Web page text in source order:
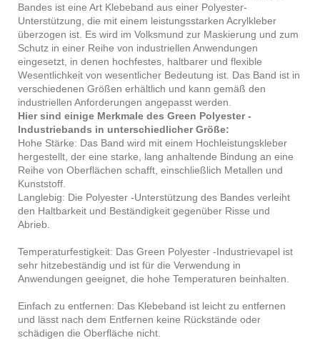
Bandes ist eine Art Klebeband aus einer Polyester-
Unterstützung, die mit einem leistungsstarken Acrylkleber
überzogen ist. Es wird im Volksmund zur Maskierung und zum
Schutz in einer Reihe von industriellen Anwendungen
eingesetzt, in denen hochfestes, haltbarer und flexible
Wesentlichkeit von wesentlicher Bedeutung ist. Das Band ist in
verschiedenen Größen erhältlich und kann gemäß den
industriellen Anforderungen angepasst werden.
Hier sind einige Merkmale des Green Polyester -
Industriebands in unterschiedlicher Größe:
Hohe Stärke: Das Band wird mit einem Hochleistungskleber
hergestellt, der eine starke, lang anhaltende Bindung an eine
Reihe von Oberflächen schafft, einschließlich Metallen und
Kunststoff.
Langlebig: Die Polyester -Unterstützung des Bandes verleiht
den Haltbarkeit und Beständigkeit gegenüber Risse und
Abrieb.
Temperaturfestigkeit: Das Green Polyester -Industrievapel ist
sehr hitzebeständig und ist für die Verwendung in
Anwendungen geeignet, die hohe Temperaturen beinhalten.
Einfach zu entfernen: Das Klebeband ist leicht zu entfernen
und lässt nach dem Entfernen keine Rückstände oder
schädigen die Oberfläche nicht.